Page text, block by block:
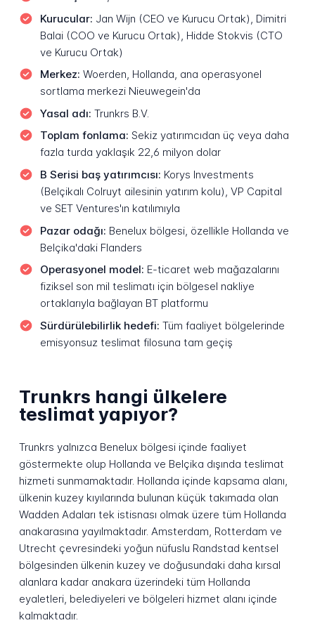
Kurucular: Jan Wijn (CEO ve Kurucu Ortak), Dimitri
Balai (COO ve Kurucu Ortak), Hidde Stokvis (CTO
ve Kurucu Ortak)
Merkez: Woerden, Hollanda, ana operasyonel
sortlama merkezi Nieuwegein'da
Yasal adı: Trunkrs B.V.
Toplam fonlama: Sekiz yatırımcıdan üç veya daha
fazla turda yaklaşık 22,6 milyon dolar
B Serisi baş yatırımcısı: Korys Investments
(Belçikalı Colruyt ailesinin yatırım kolu), VP Capital
ve SET Ventures'ın katılımıyla
Pazar odağı: Benelux bölgesi, özellikle Hollanda ve
Belçika'daki Flanders
Operasyonel model: E-ticaret web mağazalarını
fiziksel son mil teslimatı için bölgesel nakliye
ortaklarıyla bağlayan BT platformu
Sürdürülebilirlik hedefi: Tüm faaliyet bölgelerinde
emisyonsuz teslimat filosuna tam geçiş
Trunkrs hangi ülkelere
teslimat yapıyor?
Trunkrs yalnızca Benelux bölgesi içinde faaliyet
göstermekte olup Hollanda ve Belçika dışında teslimat
hizmeti sunmamaktadır. Hollanda içinde kapsama alanı,
ülkenin kuzey kıyılarında bulunan küçük takımada olan
Wadden Adaları tek istisnası olmak üzere tüm Hollanda
anakarasına yayılmaktadır. Amsterdam, Rotterdam ve
Utrecht çevresindeki yoğun nüfuslu Randstad kentsel
bölgesinden ülkenin kuzey ve doğusundaki daha kırsal
alanlara kadar anakara üzerindeki tüm Hollanda
eyaletleri, belediyeleri ve bölgeleri hizmet alanı içinde
kalmaktadır.